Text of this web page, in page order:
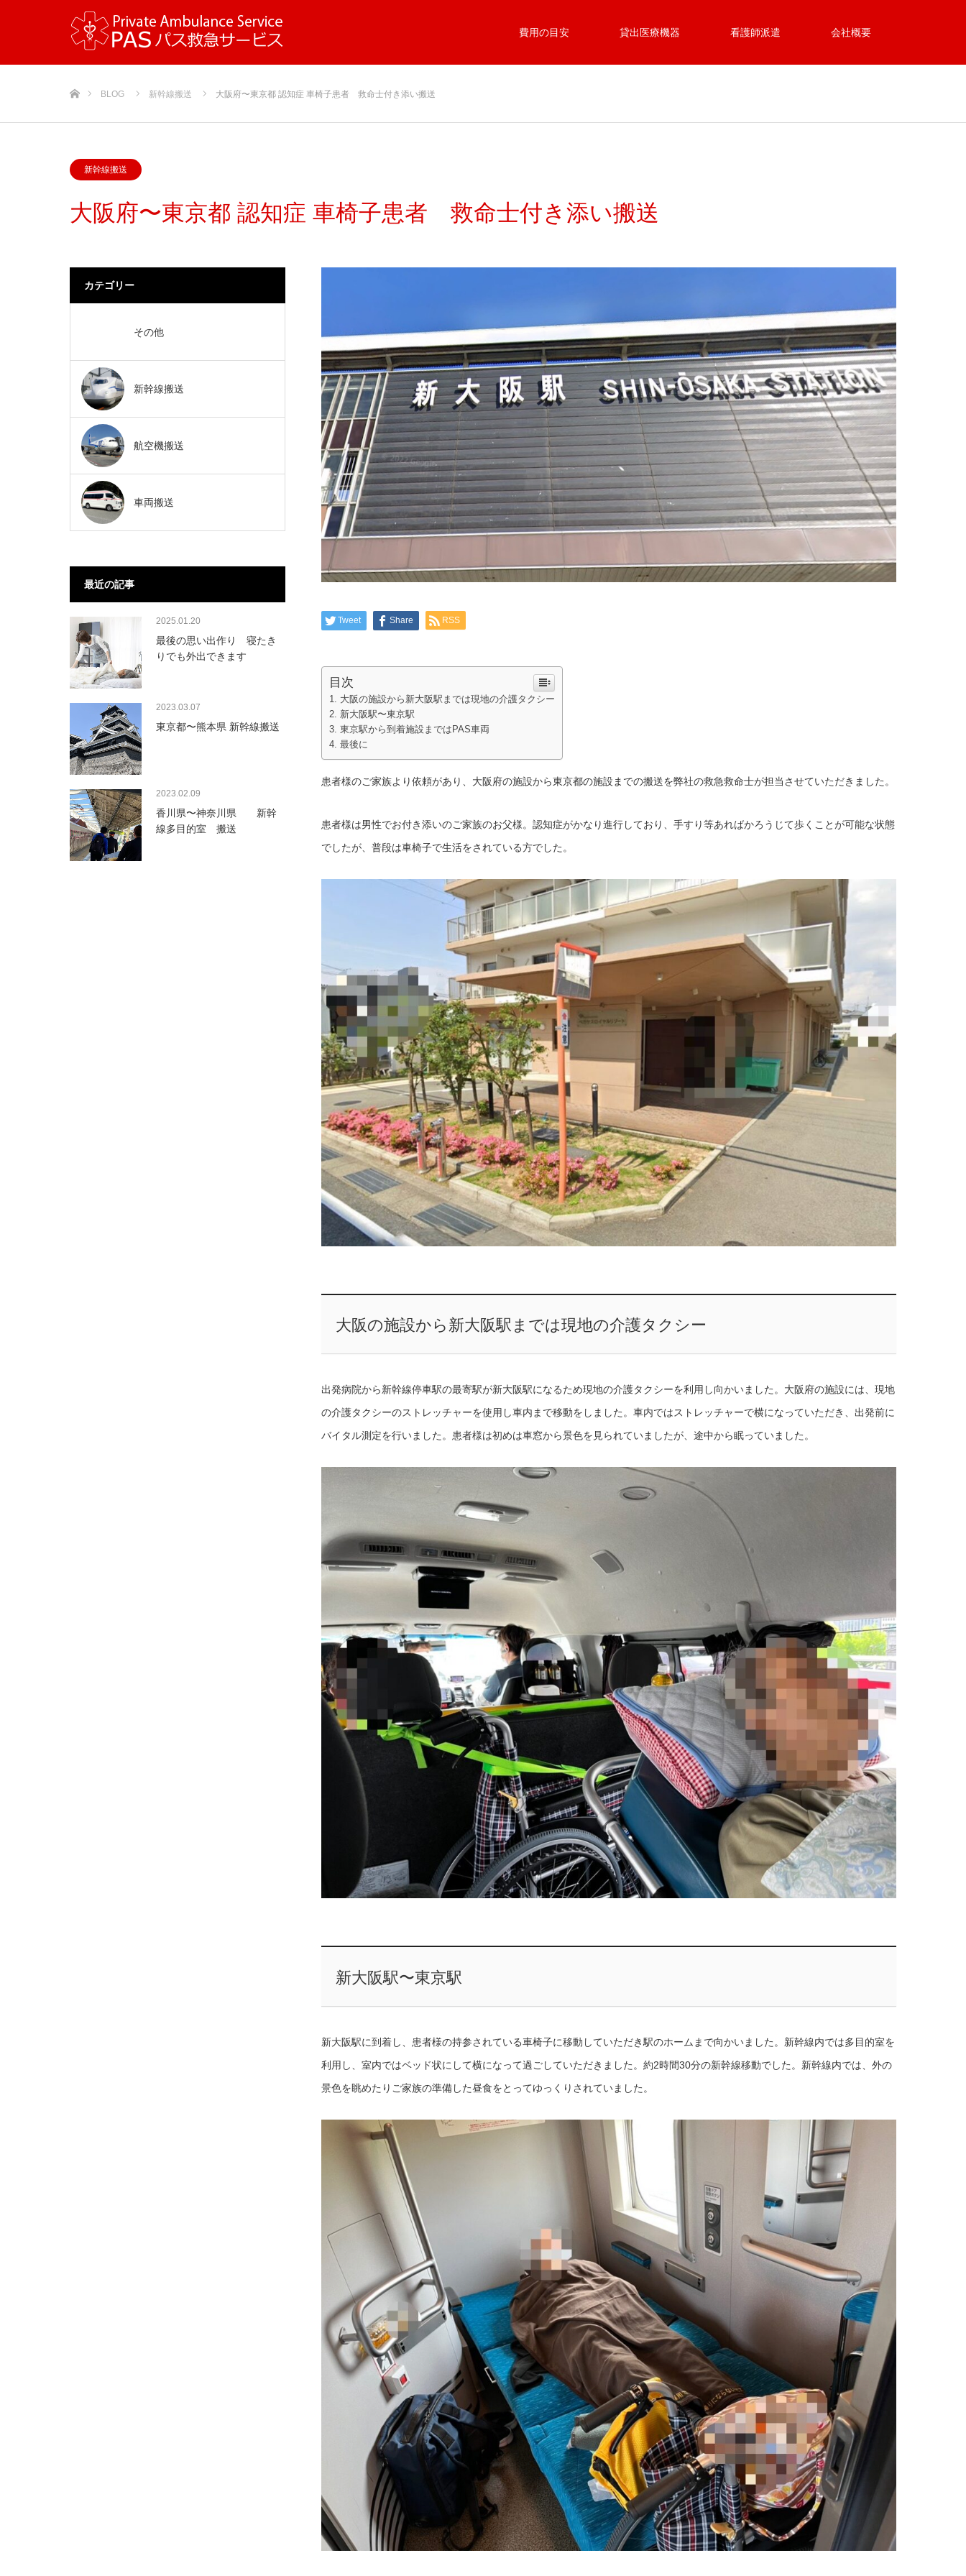
費用の目安 貸出医療機器 看護師派遣 会社概要
BLOG 新幹線搬送 大阪府〜東京都 認知症 車椅子患者 救命士付き添い搬送
新幹線搬送
大阪府〜東京都 認知症 車椅子患者 救命士付き添い搬送
Tweet Share RSS
目次
大阪の施設から新大阪駅までは現地の介護タクシー
新大阪駅〜東京駅
東京駅から到着施設まではPAS車両
最後に
患者様のご家族より依頼があり、大阪府の施設から東京都の施設までの搬送を弊社の救急救命士が担当させていただきました。
患者様は男性でお付き添いのご家族のお父様。認知症がかなり進行しており、手すり等あればかろうじて歩くことが可能な状態
でしたが、普段は車椅子で生活をされている方でした。
大阪の施設から新大阪駅までは現地の介護タクシー
出発病院から新幹線停車駅の最寄駅が新大阪駅になるため現地の介護タクシーを利用し向かいました。大阪府の施設には、現地
の介護タクシーのストレッチャーを使用し車内まで移動をしました。車内ではストレッチャーで横になっていただき、出発前に
バイタル測定を行いました。患者様は初めは車窓から景色を見られていましたが、途中から眠っていました。
新大阪駅〜東京駅
新大阪駅に到着し、患者様の持参されている車椅子に移動していただき駅のホームまで向かいました。新幹線内では多目的室を
利用し、室内ではベッド状にして横になって過ごしていただきました。約2時間30分の新幹線移動でした。新幹線内では、外の
景色を眺めたりご家族の準備した昼食をとってゆっくりされていました。
カテゴリー
その他
新幹線搬送
航空機搬送
車両搬送
最近の記事
2025.01.20
最後の思い出作り 寝たき
りでも外出できます
2023.03.07
東京都〜熊本県 新幹線搬送
2023.02.09
香川県〜神奈川県 新幹
線多目的室 搬送